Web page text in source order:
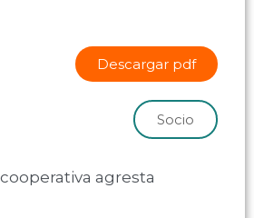
Socio
Descargar pdf